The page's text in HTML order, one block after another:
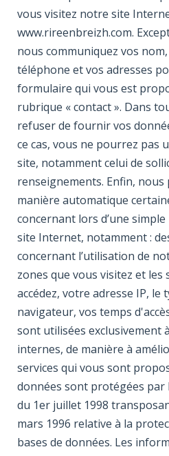
vous visitez notre site
www.rireenbreizh.com.
nous communiquez vos
téléphone et vos adresses
formulaire qui vous est
rubrique « contact ». Dans
refuser de fournir vos
ce cas, vous ne pourrez pas
site, notamment celui de
renseignements. Enfin, nous
manière automatique
concernant lors d’une
site Internet, notamment :
concernant l’utilisation de
zones que vous visitez et les
accédez, votre adresse IP, le
navigateur, vos temps
sont utilisées exclusivement
internes, de manière à
services qui vous sont
données sont protégées par
du 1er juillet 1998
mars 1996 relative à la
bases de données. Les